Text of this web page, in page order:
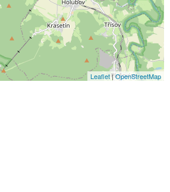
Leaflet|OpenStreetMap